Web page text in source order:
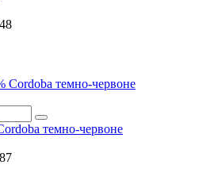
темно-червоне